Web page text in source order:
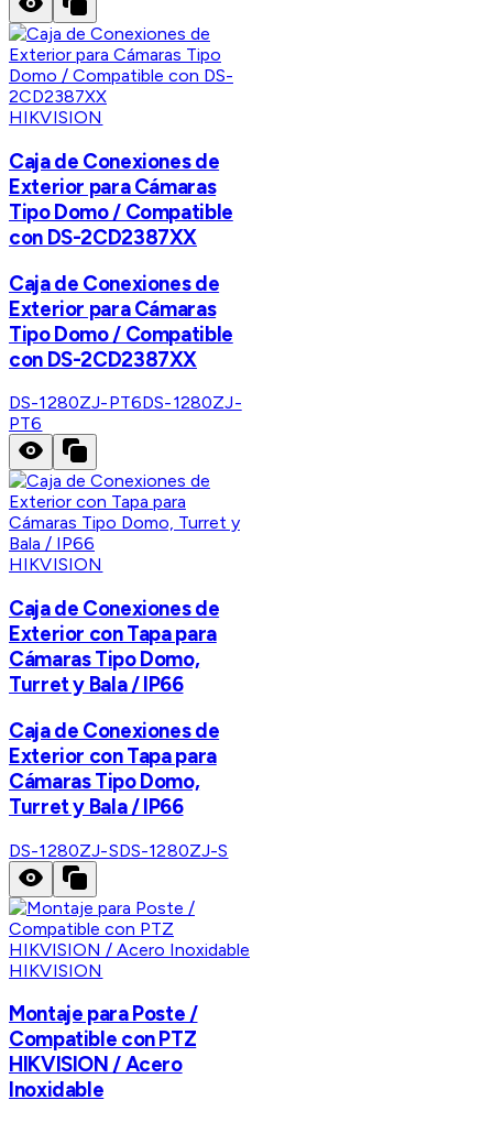
HIKVISION
Caja de Conexiones de
Exterior para Cámaras
Tipo Domo / Compatible
con DS-2CD2387XX
Caja de Conexiones de
Exterior para Cámaras
Tipo Domo / Compatible
con DS-2CD2387XX
DS-1280ZJ-PT6DS-1280ZJ-
PT6
HIKVISION
Caja de Conexiones de
Exterior con Tapa para
Cámaras Tipo Domo,
Turret y Bala / IP66
Caja de Conexiones de
Exterior con Tapa para
Cámaras Tipo Domo,
Turret y Bala / IP66
DS-1280ZJ-SDS-1280ZJ-S
HIKVISION
Montaje para Poste /
Compatible con PTZ
HIKVISION / Acero
Inoxidable